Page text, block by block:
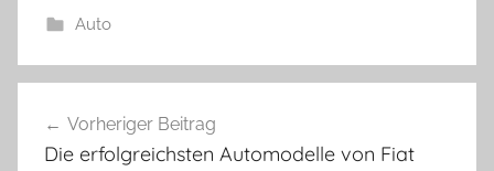
Auto
Vorheriger Beitrag
Die erfolgreichsten Automodelle von Fiat